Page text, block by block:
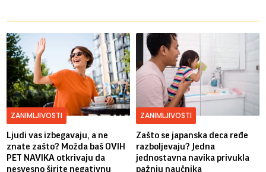
ZANIMLJIVOSTI
Ljudi vas izbegavaju, a ne
znate zašto? Možda baš OVIH
PET NAVIKA otkrivaju da
nesvesno širite negativnu
ZANIMLJIVOSTI
Zašto se japanska deca ređe
razboljevaju? Jedna
jednostavna navika privukla
pažnju naučnika